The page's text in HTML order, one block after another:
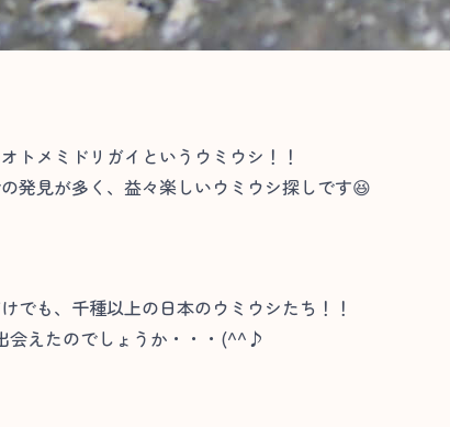
トメミドリガイというウミウシ！！
発見が多く、益々楽しいウミウシ探しです😆
でも、千種以上の日本のウミウシたち！！
会えたのでしょうか・・・(^^♪